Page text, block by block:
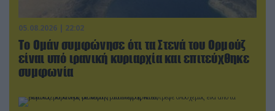
05.08.2026 | 22:02
Το Ομάν συμφώνησε ότι τα Στενά του Ορμούζ
είναι υπό ιρανική κυριαρχία και επιτεύχθηκε
συμφωνία